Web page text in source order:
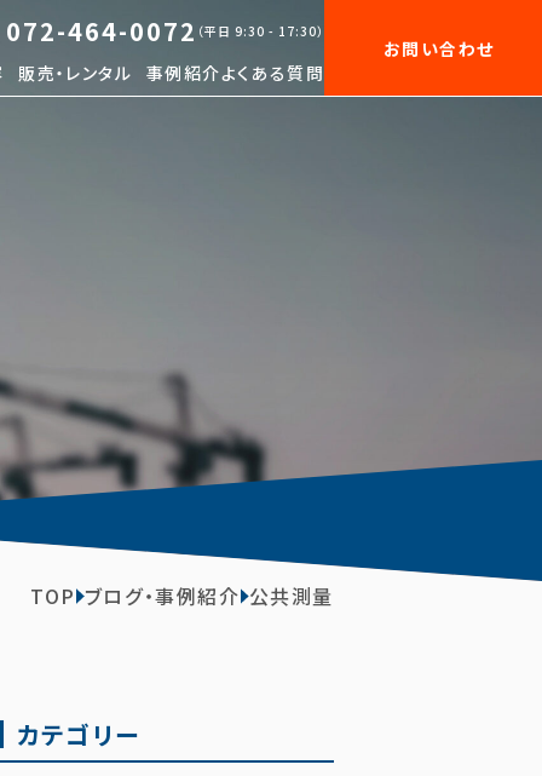
072-464-0072 （平日 9:30 - 17:30）
販売・レンタル 事例紹介よくある質問
お問い合わせ
TOP ブログ・事例紹介 公共測量
カテゴリー